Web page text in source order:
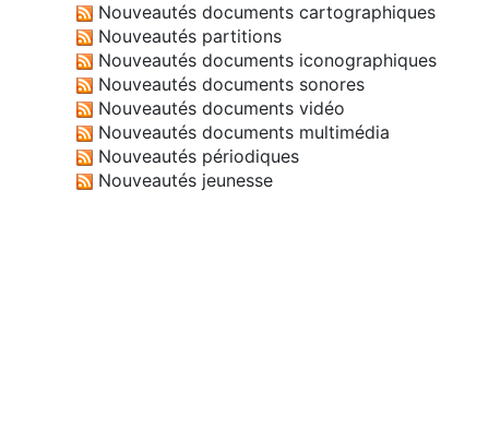
Nouveautés documents cartographiques
Nouveautés partitions
Nouveautés documents iconographiques
Nouveautés documents sonores
Nouveautés documents vidéo
Nouveautés documents multimédia
Nouveautés périodiques
Nouveautés jeunesse